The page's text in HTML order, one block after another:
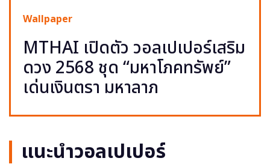
Wallpaper
MTHAI เปิดตัว วอลเปเปอร์เสริม
ดวง 2568 ชุด “มหาโภคทรัพย์”
เด่นเงินตรา มหาลาภ
แนะนำวอลเปเปอร์